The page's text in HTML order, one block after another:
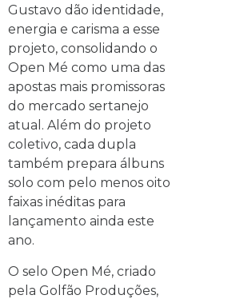
Gustavo dão identidade,
energia e carisma a esse
projeto, consolidando o
Open Mé como uma das
apostas mais promissoras
do mercado sertanejo
atual. Além do projeto
coletivo, cada dupla
também prepara álbuns
solo com pelo menos oito
faixas inéditas para
lançamento ainda este
ano.
O selo Open Mé, criado
pela Golfão Produções,